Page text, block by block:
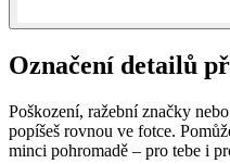
Označení detailů
Poškození, ražební značky
popíšeš rovnou ve fotce.
minci pohromadě – pro tebe i